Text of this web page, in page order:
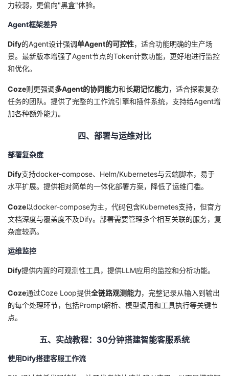
力较弱，更偏向"黑盒"体验。
Agent框架差异
Dify的Agent设计强调单Agent的可控性，适合功能明确的生产场
景。最新版本增强了Agent节点的Token计数功能，更好地进行监控
和优化。
Coze则更强调多Agent的协同能力和长期记忆能力，适合探索复杂
任务的团队。提供了完整的工作流引擎和插件系统，支持给Agent增
加各种额外能力。
四、部署与运维对比
部署复杂度
Dify支持docker-compose、Helm/Kubernetes与云端脚本，易于
水平扩展。提供相对简单的一体化部署方案，降低了运维门槛。
Coze以docker-compose为主，代码包含Kubernetes支持，但官方
文档深度与覆盖度不及Dify。部署需要管理多个相互关联的服务，复
杂度较高。
运维监控
Dify提供内置的可观测性工具，提供LLM应用的监控和分析功能。
Coze通过Coze Loop提供全链路观测能力，完整记录从输入到输出
的每个处理环节，包括Prompt解析、模型调用和工具执行等关键节
点。
五、实战教程：30分钟搭建智能客服系统
使用Dify搭建客服工作流